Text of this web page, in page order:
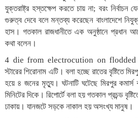
যুক্তরাষ্ট্র হস্তক্ষেপ করতে চায় না; বরং নির্বাচন
গুরুত্ব দেবে বলে মন্তব্য করেছেন বাংলাদেশে নিযুক্ত
হাস। গতকাল রাজধানীতে এক অনুষ্ঠানে প্রধান
কথা বলেন।
4 die from electrocution on flodded
স্টারের শিরোনাম এটি। বলা হচ্ছে রাতের বৃষ্টিতে
হয়ে ৪ জনের মৃত্যু। ঘটনাটি ঘটেছে মিরপুর
মিনিটের দিকে। রিপোর্টে বলা হয় গতকাল প্রচন্ড
ঢাকায়। যানজটে সড়কে নাকাল হয় অসংখ্য মানুষ।